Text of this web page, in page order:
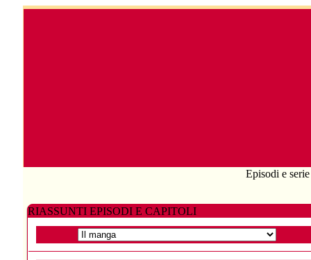
Episodi e
RIASSUNTI EPISODI E CAPITOLI